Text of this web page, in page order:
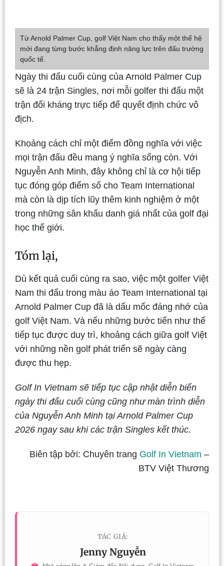
Từ Arnold Palmer Cup, golf Việt Nam cho thấy một thế hệ
mới đang từng bước khẳng định năng lực trên đấu trường
quốc tế.
Ngày thi đấu cuối cùng của Arnold Palmer Cup
sẽ là 24 trận Singles, nơi mỗi golfer thi đấu một
trận đối kháng trực tiếp để quyết định chức vô
địch.
Khoảng cách chỉ một điểm đồng nghĩa với việc
mọi trận đấu đều mang ý nghĩa sống còn. Với
Nguyễn Anh Minh, đây không chỉ là cơ hội tiếp
tục đóng góp điểm số cho Team International
mà còn là dịp tích lũy thêm kinh nghiệm ở một
trong những sân khấu danh giá nhất của golf đại
học thế giới.
Tóm lại,
Dù kết quả cuối cùng ra sao, việc một golfer Việt
Nam thi đấu trong màu áo Team International tại
Arnold Palmer Cup đã là dấu mốc đáng nhớ của
golf Việt Nam. Và nếu những bước tiến như thế
tiếp tục được duy trì, khoảng cách giữa golf Việt
với những nền golf phát triển sẽ ngày càng
được thu hẹp.
Golf In Vietnam sẽ tiếp tục cập nhật diễn biến
ngày thi đấu cuối cùng cũng như màn trình diễn
của Nguyễn Anh Minh tại Arnold Palmer Cup
2026 ngay sau khi các trận Singles kết thúc.
Biên tập bởi: Chuyên trang Golf In Vietnam –
BTV Việt Thương
TÁC GIẢ:
Jenny Nguyễn